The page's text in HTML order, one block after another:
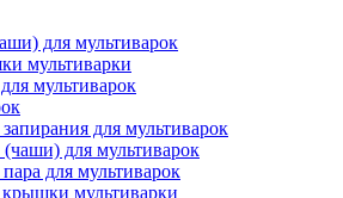
для мультиварок
мультиварки
мультиварок
для мультиварок
для мультиварок
для мультиварок
мультиварки